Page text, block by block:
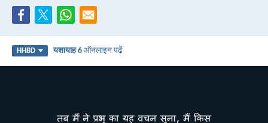
HHBD यशायाह 6 ऑनलाइन पढ़ें